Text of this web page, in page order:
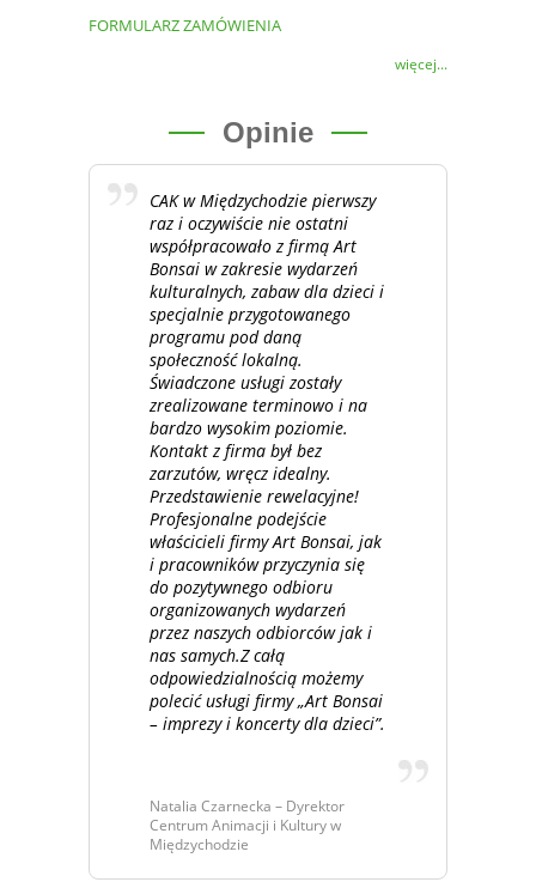
FORMULARZ ZAMÓWIENIA
więcej...
Opinie
CAK w Międzychodzie pierwszy
raz i oczywiście nie ostatni
współpracowało z firmą Art
Bonsai w zakresie wydarzeń
kulturalnych, zabaw dla dzieci i
specjalnie przygotowanego
programu pod daną
społeczność lokalną.
Świadczone usługi zostały
zrealizowane terminowo i na
bardzo wysokim poziomie.
Kontakt z firma był bez
zarzutów, wręcz idealny.
Przedstawienie rewelacyjne!
Profesjonalne podejście
właścicieli firmy Art Bonsai, jak
i pracowników przyczynia się
do pozytywnego odbioru
organizowanych wydarzeń
przez naszych odbiorców jak i
nas samych.Z całą
odpowiedzialnością możemy
polecić usługi firmy „Art Bonsai
– imprezy i koncerty dla dzieci”.
Natalia Czarnecka – Dyrektor
Centrum Animacji i Kultury w
Międzychodzie